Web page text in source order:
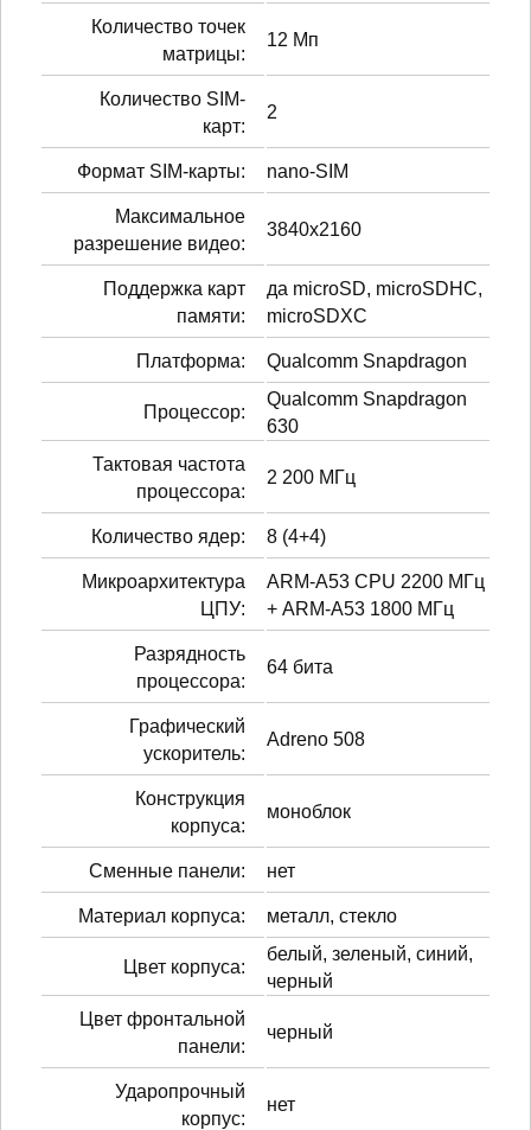
Количество точек
матрицы:
12 Мп
Количество SIM-
карт:
2
Формат SIM-карты: nano-SIM
Максимальное
разрешение видео:
3840x2160
Поддержка карт
памяти:
да microSD, microSDHC,
microSDXC
Платформа: Qualcomm Snapdragon
Процессор:
Qualcomm Snapdragon
630
Тактовая частота
процессора:
2 200 МГц
Количество ядер: 8 (4+4)
Микроархитектура
ЦПУ:
ARM-A53 CPU 2200 МГц
+ ARM-A53 1800 МГц
Разрядность
процессора:
64 бита
Графический
ускоритель:
Adreno 508
Конструкция
корпуса:
моноблок
Сменные панели: нет
Материал корпуса: металл, стекло
Цвет корпуса:
белый, зеленый, синий,
черный
Цвет фронтальной
панели:
черный
Ударопрочный
корпус:
нет